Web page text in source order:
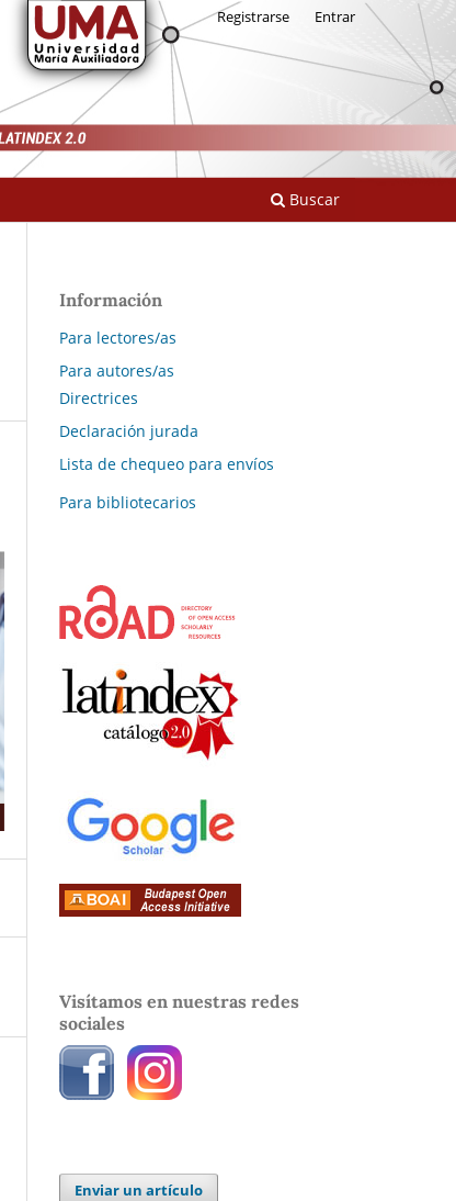
Buscar
Registrarse Entrar
Información
Para lectores/as
Para autores/as
Directrices
Declaración jurada
Lista de chequeo para envíos
Para bibliotecarios
Visítamos en nuestras redes
sociales
Enviar un artículo